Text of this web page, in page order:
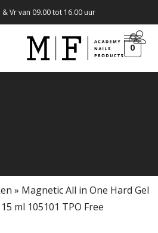
Vr van 09.00 tot 16.00 uur
0
» Magnetic All in One Hard Gel
ml 105101 TPO Free